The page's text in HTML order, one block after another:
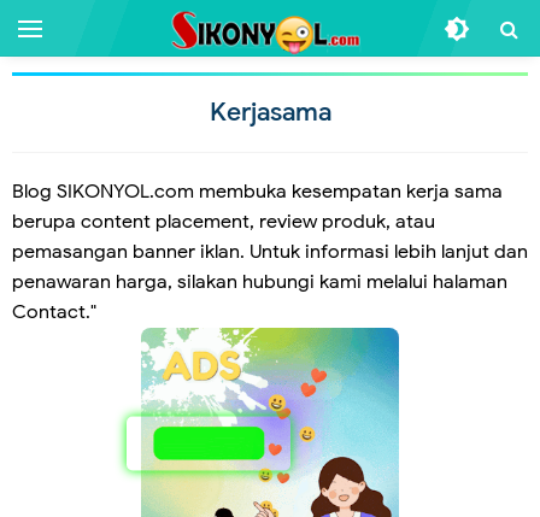
Kerjasama
Blog SIKONYOL.com membuka kesempatan kerja sama
berupa content placement, review produk, atau
pemasangan banner iklan. Untuk informasi lebih lanjut dan
penawaran harga, silakan hubungi kami melalui halaman
Contact."
IKLAN BIASA